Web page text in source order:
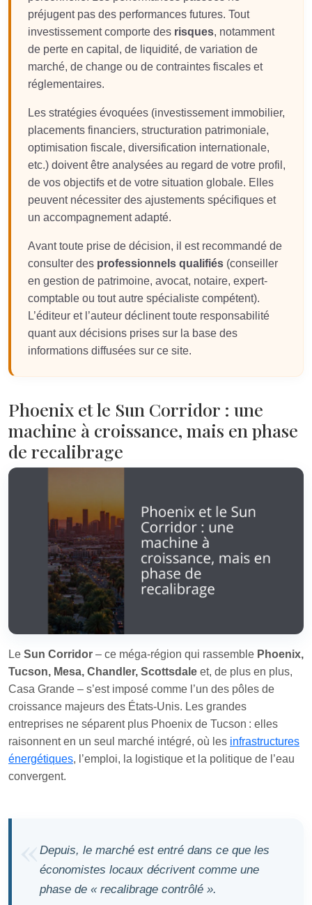
préjugent pas des performances futures. Tout
investissement comporte des risques, notamment
de perte en capital, de liquidité, de variation de
marché, de change ou de contraintes fiscales et
réglementaires.
Les stratégies évoquées (investissement immobilier,
placements financiers, structuration patrimoniale,
optimisation fiscale, diversification internationale,
etc.) doivent être analysées au regard de votre profil,
de vos objectifs et de votre situation globale. Elles
peuvent nécessiter des ajustements spécifiques et
un accompagnement adapté.
Avant toute prise de décision, il est recommandé de
consulter des professionnels qualifiés (conseiller
en gestion de patrimoine, avocat, notaire, expert-
comptable ou tout autre spécialiste compétent).
L’éditeur et l’auteur déclinent toute responsabilité
quant aux décisions prises sur la base des
informations diffusées sur ce site.
Phoenix et le Sun Corridor : une
machine à croissance, mais en phase
de recalibrage
Le Sun Corridor – ce méga‑région qui rassemble Phoenix,
Tucson, Mesa, Chandler, Scottsdale et, de plus en plus,
Casa Grande – s’est imposé comme l’un des pôles de
croissance majeurs des États‑Unis. Les grandes
entreprises ne séparent plus Phoenix de Tucson : elles
raisonnent en un seul marché intégré, où les infrastructures
énergétiques, l’emploi, la logistique et la politique de l’eau
convergent.
Depuis, le marché est entré dans ce que les
économistes locaux décrivent comme une
phase de « recalibrage contrôlé ».